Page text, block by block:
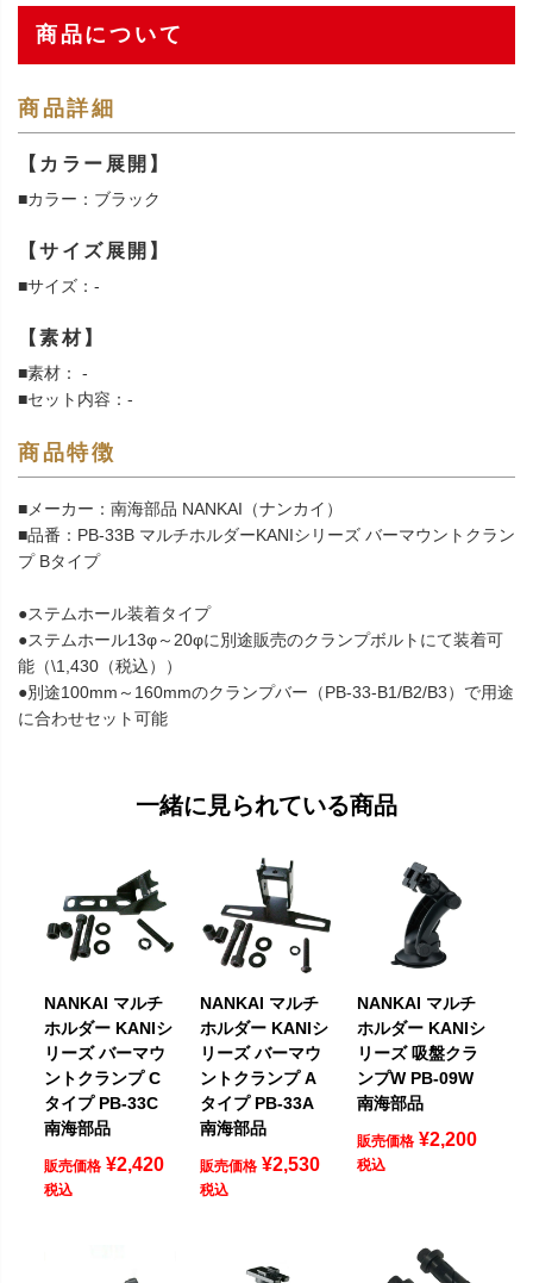
商品について
商品詳細
【カラー展開】
■カラー：ブラック
【サイズ展開】
■サイズ：-
【素材】
■素材： -
■セット内容：-
商品特徴
■メーカー：南海部品 NANKAI（ナンカイ）
■品番：PB-33B マルチホルダーKANIシリーズ バーマウントクラン
プ Bタイプ
●ステムホール装着タイプ
●ステムホール13φ～20φに別途販売のクランプボルトにて装着可
能（\1,430（税込））
●別途100mm～160mmのクランプバー（PB-33-B1/B2/B3）で用途
に合わせセット可能
一緒に見られている商品
NANKAI マルチ
ホルダー KANIシ
リーズ バーマウ
ントクランプ C
タイプ PB-33C
南海部品
販売価格 ¥2,420
税込
NANKAI マルチ
ホルダー KANIシ
リーズ バーマウ
ントクランプ A
タイプ PB-33A
南海部品
販売価格 ¥2,530
税込
NANKAI マルチ
ホルダー KANIシ
リーズ 吸盤クラ
ンプW PB-09W
南海部品
販売価格 ¥2,200
税込